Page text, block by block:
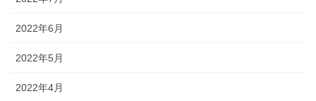
2022年6月
2022年5月
2022年4月